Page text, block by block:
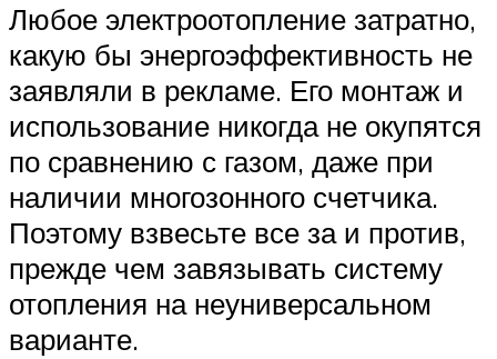
Любое электроотопление затратно,
какую бы энергоэффективность не
заявляли в рекламе. Его монтаж и
использование никогда не окупятся
по сравнению с газом, даже при
наличии многозонного счетчика.
Поэтому взвесьте все за и против,
прежде чем завязывать систему
отопления на неуниверсальном
варианте.